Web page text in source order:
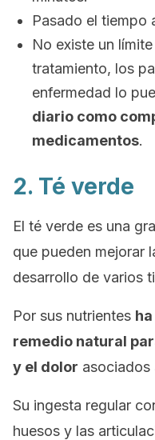
Pasado el tiempo
No existe un
tratamiento, los
enfermedad lo
diario como
medicamentos.
2. Té verde
El té verde es una
que pueden mejorar
desarrollo de varios
Por sus nutrientes
remedio natural
y el dolor asociados
Su ingesta regular
huesos y las